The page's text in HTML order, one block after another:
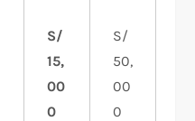
S/
15,
00
0
S/
50,
00
0